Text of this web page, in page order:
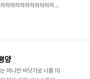
하하하하하하하하하하
하하하하하하하하하하
하
양
머나먼 바닷가로 너를 데